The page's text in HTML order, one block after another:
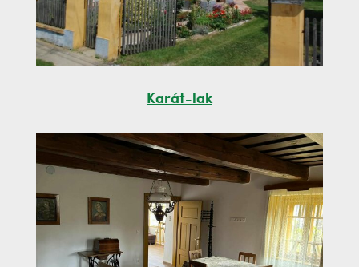
Karát-lak